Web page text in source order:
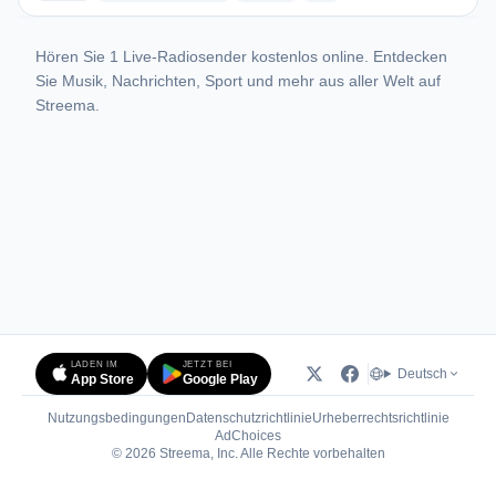
Hören Sie 1 Live-Radiosender kostenlos online. Entdecken
Sie Musik, Nachrichten, Sport und mehr aus aller Welt auf
Streema.
LADEN IM
App Store
JETZT BEI
Google Play Deutsch
Nutzungsbedingungen DatenschutzrichtlinieUrheberrechtsrichtlinie
AdChoices(öffnet in neuem Tab)
© 2026 Streema, Inc. Alle Rechte vorbehalten